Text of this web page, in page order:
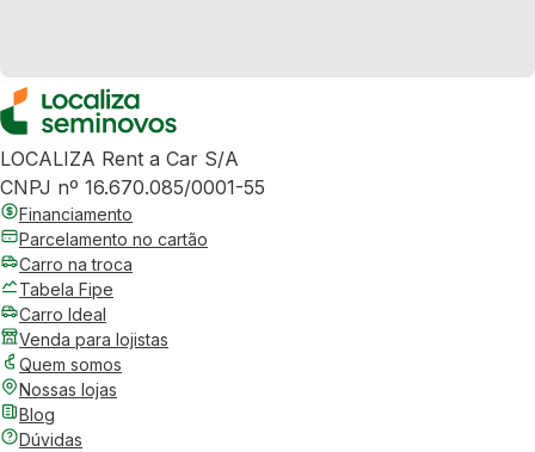
LOCALIZA Rent a Car S/A
CNPJ nº 16.670.085/0001-55
Financiamento
Parcelamento no cartão
Carro na troca
Tabela Fipe
Carro Ideal
Venda para lojistas
Quem somos
Nossas lojas
Blog
Dúvidas